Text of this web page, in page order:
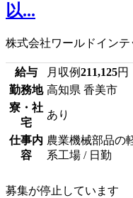
以...
株式会社ワールドインテ
給与 月収例211,125円
勤務地 高知県 香美市
寮・社
宅
あり
仕事内
容
農業機械部品の
系工場 / 日勤
募集が停止しています